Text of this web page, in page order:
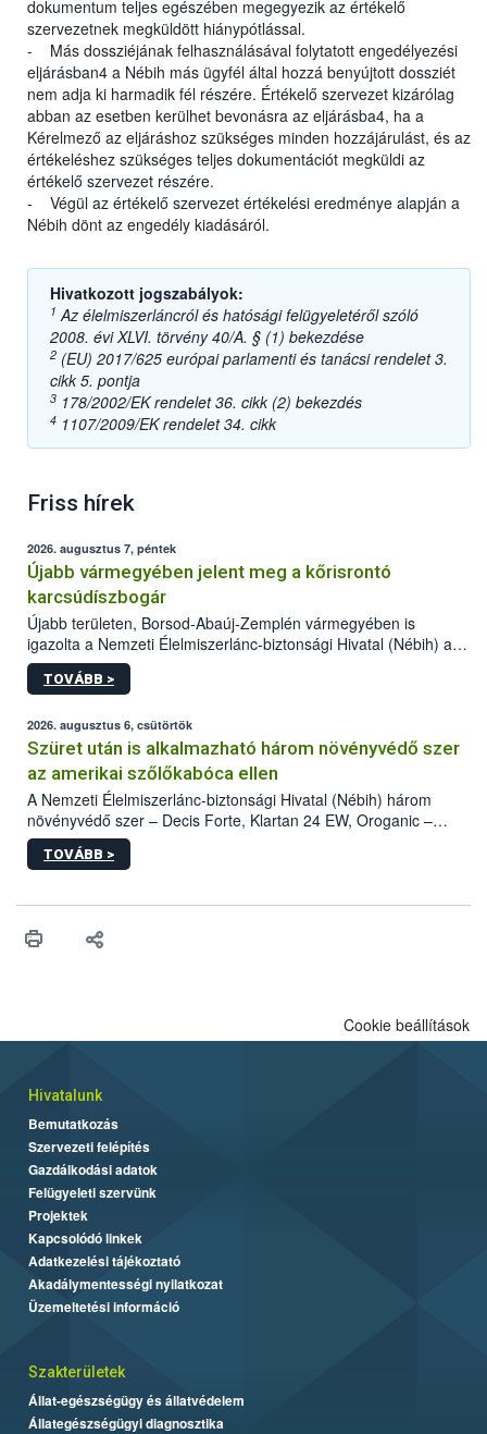
dokumentum teljes egészében megegyezik az értékelő
szervezetnek megküldött hiánypótlással.
- Más dossziéjának felhasználásával folytatott engedélyezési
eljárásban4 a Nébih más ügyfél által hozzá benyújtott dossziét
nem adja ki harmadik fél részére. Értékelő szervezet kizárólag
abban az esetben kerülhet bevonásra az eljárásba4, ha a
Kérelmező az eljáráshoz szükséges minden hozzájárulást, és az
értékeléshez szükséges teljes dokumentációt megküldi az
értékelő szervezet részére.
- Végül az értékelő szervezet értékelési eredménye alapján a
Nébih dönt az engedély kiadásáról.
Hivatkozott jogszabályok:
1 Az élelmiszerláncról és hatósági felügyeletéről szóló
2008. évi XLVI. törvény 40/A. § (1) bekezdése
2 (EU) 2017/625 európai parlamenti és tanácsi rendelet 3.
cikk 5. pontja
3 178/2002/EK rendelet 36. cikk (2) bekezdés
4 1107/2009/EK rendelet 34. cikk
Friss hírek
2026. augusztus 7, péntek
Újabb vármegyében jelent meg a kőrisrontó
karcsúdíszbogár
Újabb területen, Borsod-Abaúj-Zemplén vármegyében is
igazolta a Nemzeti Élelmiszerlánc-biztonsági Hivatal (Nébih) a
kőrisrontó karcsúdíszbogár (Agrilus planipennis) jelenlétét. A
kártevőt nem csak színcsapdában találták meg, de már fertőzött
az intenzív felderítést, emellett az intézkedéseket a szlovák
hatósággal is összehangolják a terjedés megállítása érdekében.
TOVÁBB >
2026. augusztus 6, csütörtök
Szüret után is alkalmazható három növényvédő szer
az amerikai szőlőkabóca ellen
A Nemzeti Élelmiszerlánc-biztonsági Hivatal (Nébih) három
növényvédő szer – Decis Forte, Klartan 24 EW, Oroganic –
engedélyokiratát módosította, így azok a szüretet követően,
egészen a vesszőérettség (BBCH 91) stádiumáig
érésű szőlőkben is legyen lehetőség a károsító elleni további
felhasználók számára is elérhető és ökológiai termesztésben is
TOVÁBB >
Cookie beállítások
Hivatalunk
Bemutatkozás
Szervezeti felépítés
Gazdálkodási adatok
Felügyeleti szervünk
Projektek
Kapcsolódó linkek
Adatkezelési tájékoztató
Akadálymentességi nyilatkozat
Üzemeltetési információ
Szakterületek
Állat-egészségügy és állatvédelem
Állategészségügyi diagnosztika